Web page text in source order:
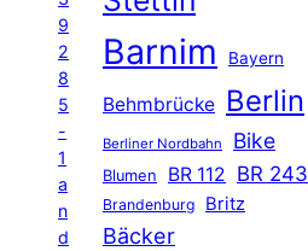
9
2
8
5
-
1
a
n
d
Barnim Bayern
Behmbrücke Berlin
Berliner Nordbahn Bike
Blumen BR 112 BR 243
Brandenburg Britz
Bäcker